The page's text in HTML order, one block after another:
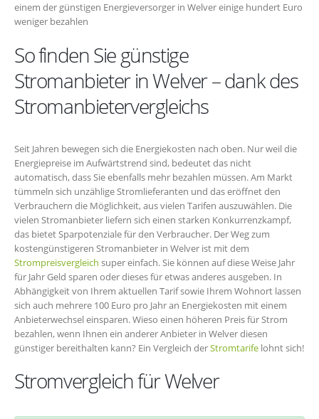
einem der günstigen Energieversorger in Welver einige hundert Euro
weniger bezahlen
So finden Sie günstige
Stromanbieter in Welver – dank des
Stromanbietervergleichs
Seit Jahren bewegen sich die Energiekosten nach oben. Nur weil die
Energiepreise im Aufwärtstrend sind, bedeutet das nicht
automatisch, dass Sie ebenfalls mehr bezahlen müssen. Am Markt
tümmeln sich unzählige Stromlieferanten und das eröffnet den
Verbrauchern die Möglichkeit, aus vielen Tarifen auszuwählen. Die
vielen Stromanbieter liefern sich einen starken Konkurrenzkampf,
das bietet Sparpotenziale für den Verbraucher. Der Weg zum
kostengünstigeren Stromanbieter in Welver ist mit dem
Strompreisvergleich super einfach. Sie können auf diese Weise Jahr
für Jahr Geld sparen oder dieses für etwas anderes ausgeben. In
Abhängigkeit von Ihrem aktuellen Tarif sowie Ihrem Wohnort lassen
sich auch mehrere 100 Euro pro Jahr an Energiekosten mit einem
Anbieterwechsel einsparen. Wieso einen höheren Preis für Strom
bezahlen, wenn Ihnen ein anderer Anbieter in Welver diesen
günstiger bereithalten kann? Ein Vergleich derStromtarife lohnt sich!
Stromvergleich für Welver